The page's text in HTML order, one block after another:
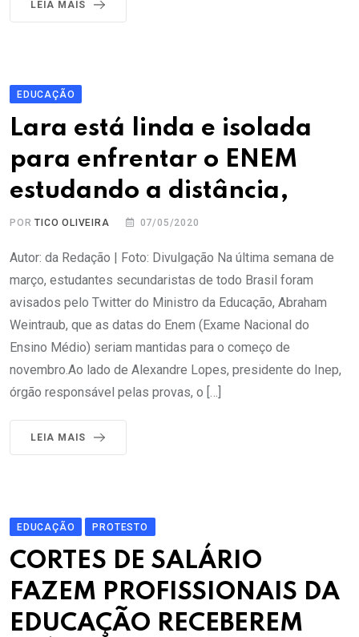
LEIA MAIS
EDUCAÇÃO
Lara está linda e isolada
para enfrentar o ENEM
estudando a distância,
PORTICO OLIVEIRA 07/05/2020
Autor: da Redação | Foto: Divulgação Na última semana de
março, estudantes secundaristas de todo Brasil foram
avisados pelo Twitter do Ministro da Educação, Abraham
Weintraub, que as datas do Enem (Exame Nacional do
Ensino Médio) seriam mantidas para o começo de
novembro.Ao lado de Alexandre Lopes, presidente do Inep,
órgão responsável pelas provas, o […]
LEIA MAIS
EDUCAÇÃO PROTESTO
CORTES DE SALÁRIO
FAZEM PROFISSIONAIS DA
EDUCAÇÃO RECEBEREM